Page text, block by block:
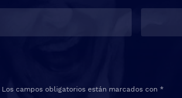
Los campos obligatorios están marcados con *